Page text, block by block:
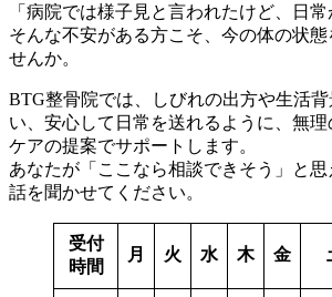
「病院では様子見と言われたけど、日常
そんな不安がある方こそ、今の体の状態
せんか。
BTG整骨院では、しびれの出方や生活背
い、安心して日常を送れるように、無
ケアの提案でサポートします。
あなたが「ここなら相談できそう」と
話を聞かせてください。
受付
時間
月 火 水 木 金